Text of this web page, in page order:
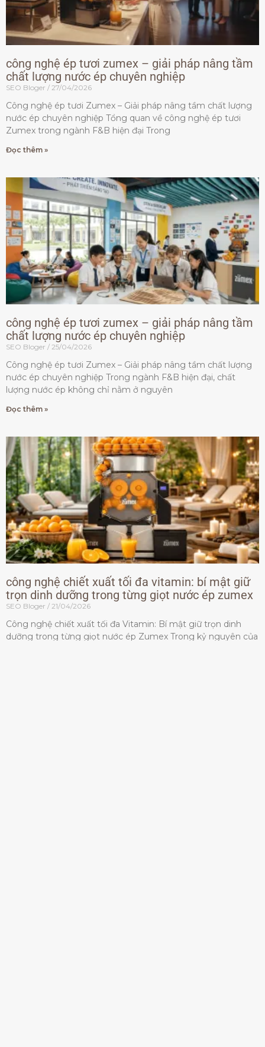
công nghệ ép tươi zumex – giải pháp nâng tầm
chất lượng nước ép chuyên nghiệp
SEO Bloger 27/04/2026
Công nghệ ép tươi Zumex – Giải pháp nâng tầm chất lượng
nước ép chuyên nghiệp Tổng quan về công nghệ ép tươi
Zumex trong ngành F&B hiện đại Trong
Đọc thêm »
công nghệ ép tươi zumex – giải pháp nâng tầm
chất lượng nước ép chuyên nghiệp
SEO Bloger 25/04/2026
Công nghệ ép tươi Zumex – Giải pháp nâng tầm chất lượng
nước ép chuyên nghiệp Trong ngành F&B hiện đại, chất
lượng nước ép không chỉ nằm ở nguyên
Đọc thêm »
công nghệ chiết xuất tối đa vitamin: bí mật giữ
trọn dinh dưỡng trong từng giọt nước ép zumex
SEO Bloger 21/04/2026
Công nghệ chiết xuất tối đa Vitamin: Bí mật giữ trọn dinh
dưỡng trong từng giọt nước ép Zumex Trong kỷ nguyên của